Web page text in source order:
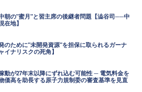
朝の"蜜月"と習主席の後継者問題【澁谷司──中
在地】
のために"未開発資源"を担保に取られるガーナ
イナリスクの死角】
動が27年末以降にずれ込む可能性 ─ 電気料金を
価高を助長する原子力規制委の審査基準を見直